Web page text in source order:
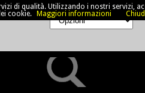
di qualità. Utilizzando i nostri servizi,
cookie.
Maggiori informazioni